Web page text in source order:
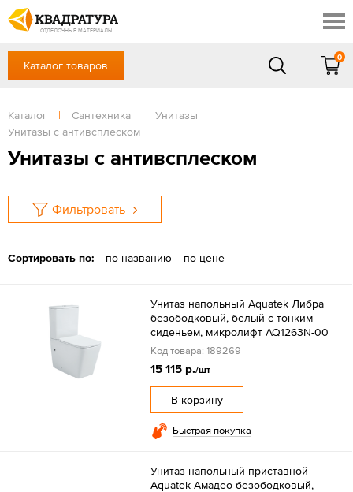
ОТДЕЛОЧНЫЕ МАТЕРИАЛЫ
Профи
Контакты
Доставка и оплата
Выставочный зал
Готовые решения
+7 (383) 209-98-97
Сб, Вс — выходной
ЗАКАЗАТЬ ЗВОНОК
Каталог товаров
0
Каталог | Сантехника | Унитазы
|
Унитазы с антивсплеском
Унитазы с антивсплеском
Фильтровать
Сортировать по: по названию по цене
Унитаз напольный Aquatek Либра
безободковый, белый с тонким
сиденьем, микролифт AQ1263N-00
Код товара: 189269
15 115 р./шт
В корзину
Быстрая покупка
Унитаз напольный приставной
Aquatek Амадео безободковый,